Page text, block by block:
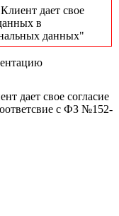
дает свое
в
данных"
дает свое согласие
с ФЗ №152-